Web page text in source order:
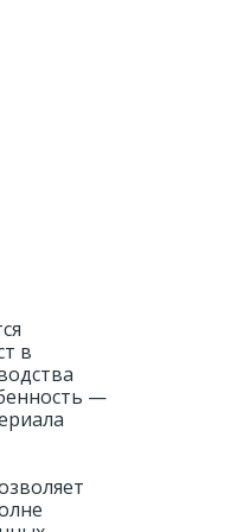
в
—